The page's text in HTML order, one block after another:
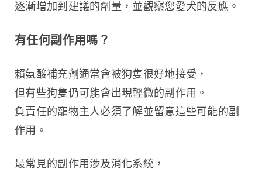
逐漸增加到建議的劑量，並觀察您愛犬的反應。
有任何副作用嗎？
賴氨酸補充劑通常會被狗隻很好地接受，
但有些狗隻仍可能會出現輕微的副作用。
負責任的寵物主人必須了解並留意這些可能的副
作用。
最常見的副作用涉及消化系統，